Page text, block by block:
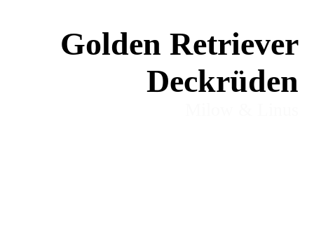
Golden Retriever
Deckrüden